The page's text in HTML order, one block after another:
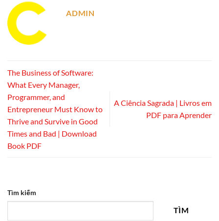
ADMIN
The Business of Software:
What Every Manager,
Programmer, and
Entrepreneur Must Know to
Thrive and Survive in Good
Times and Bad | Download
Book PDF
A Ciência Sagrada | Livros em
PDF para Aprender
Tìm kiếm
TÌM